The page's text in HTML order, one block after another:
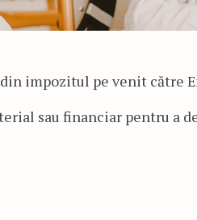
impozitul pe venit către
sau financiar pentru a